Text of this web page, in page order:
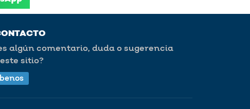
algún comentario, duda o sugerencia
sitio?